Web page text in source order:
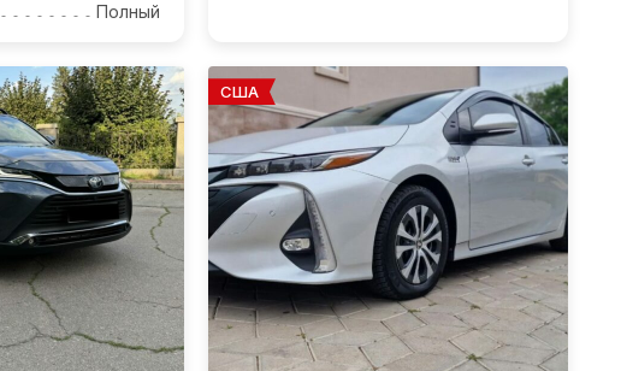
Полный
США